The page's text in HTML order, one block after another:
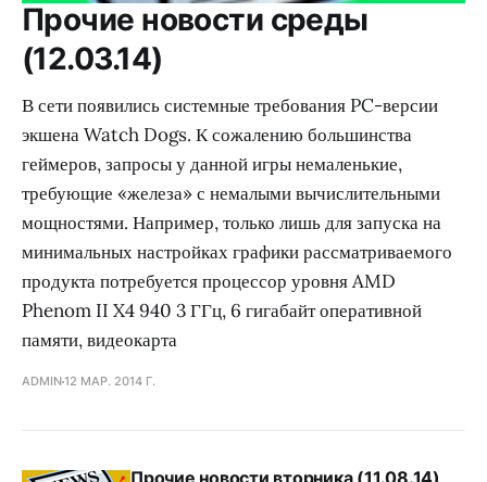
Прочие новости среды
(12.03.14)
В сети появились системные требования PC-версии
экшена Watch Dogs. К сожалению большинства
геймеров, запросы у данной игры немаленькие,
требующие «железа» с немалыми вычислительными
мощностями. Например, только лишь для запуска на
минимальных настройках графики рассматриваемого
продукта потребуется процессор уровня AMD
Phenom II X4 940 3 ГГц, 6 гигабайт оперативной
памяти, видеокарта
ADMIN12 МАР. 2014 Г.